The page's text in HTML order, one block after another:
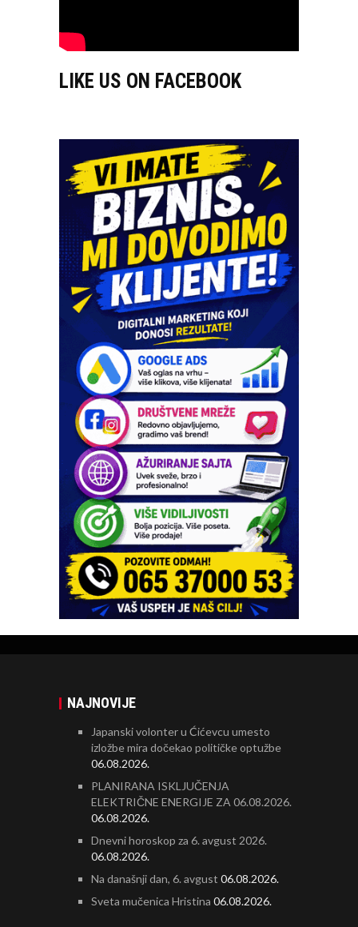
LIKE US ON FACEBOOK
NAJNOVIJE
Japanski volonter u Ćićevcu umesto
izložbe mira dočekao političke optužbe
06.08.2026.
PLANIRANA ISKLJUČENJA
ELEKTRIČNE ENERGIJE ZA 06.08.2026.
06.08.2026.
Dnevni horoskop za 6. avgust 2026.
06.08.2026.
Na današnji dan, 6. avgust 06.08.2026.
Sveta mučenica Hristina 06.08.2026.